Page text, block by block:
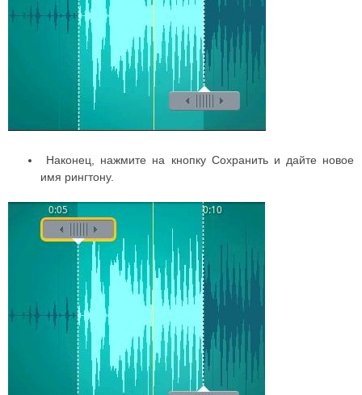
Наконец, нажмите на кнопку Сохранить и дайте новое
имя рингтону.